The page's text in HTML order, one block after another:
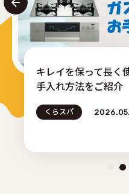
くらスパとは？
おふろ部
ぼうさい部
を保って長く使おう！ガス
方法をご紹介
パ 2026.05.29